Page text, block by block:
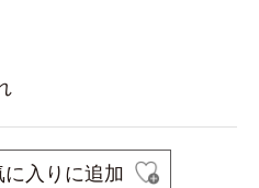
入りに追加